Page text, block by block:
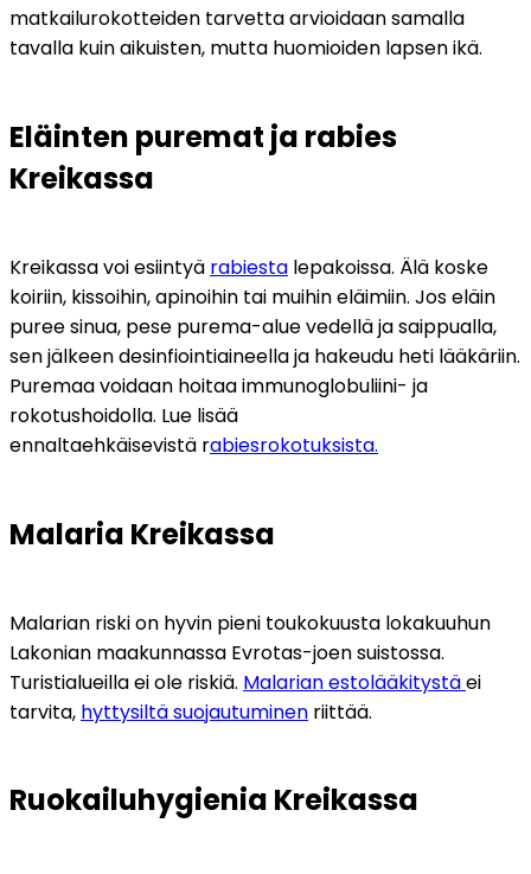
matkailurokotteiden tarvetta arvioidaan samalla
tavalla kuin aikuisten, mutta huomioiden lapsen ikä.
Eläinten puremat ja rabies
Kreikassa
Kreikassa voi esiintyä rabiesta lepakoissa. Älä koske
koiriin, kissoihin, apinoihin tai muihin eläimiin. Jos eläin
puree sinua, pese purema-alue vedellä ja saippualla,
sen jälkeen desinfiointiaineella ja hakeudu heti lääkäriin.
Puremaa voidaan hoitaa immunoglobuliini- ja
rokotushoidolla. Lue lisää
ennaltaehkäisevistä rabiesrokotuksista.
Malaria Kreikassa
Malarian riski on hyvin pieni toukokuusta lokakuuhun
Lakonian maakunnassa Evrotas-joen suistossa.
Turistialueilla ei ole riskiä. Malarian estolääkitystä ei
tarvita, hyttysiltä suojautuminen riittää.
Ruokailuhygienia Kreikassa